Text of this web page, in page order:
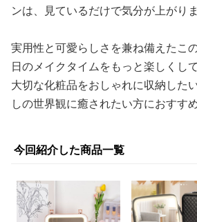
ンは、見ているだけで気分が上がりま
実用性と可愛らしさを兼ね備えたこ
日のメイクタイムをもっと楽しくし
大切な化粧品をおしゃれに収納した
しの世界観に癒されたい方におすすめ
今回紹介した商品一覧